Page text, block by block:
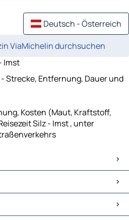
Deutsch - Österreich
ViaMichelin durchsuchen
Imst
Strecke, Entfernung, Dauer und
Kosten (Maut, Kraftstoff,
Silz - Imst , unter
Leonhard im Pitztal